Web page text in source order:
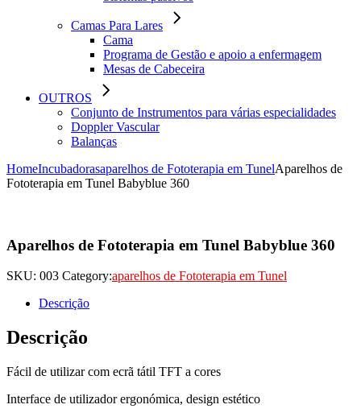
Camas Para Lares
Cama
Programa de Gestão e apoio a enfermagem
Mesas de Cabeceira
OUTROS
Conjunto de Instrumentos para várias especialidades
Doppler Vascular
Balanças
HomeIncubadorasaparelhos de Fototerapia em TunelAparelhos de
Fototerapia em Tunel Babyblue 360
Aparelhos de Fototerapia em Tunel Babyblue 360
SKU: 003 Category:aparelhos de Fototerapia em Tunel
Descrição
Descrição
Fácil de utilizar com ecrã tátil TFT a cores
Interface de utilizador ergonómica, design estético